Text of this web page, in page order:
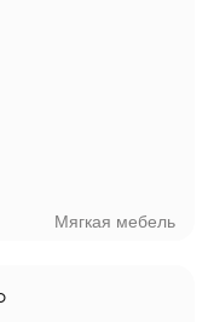
Мягкая мебель